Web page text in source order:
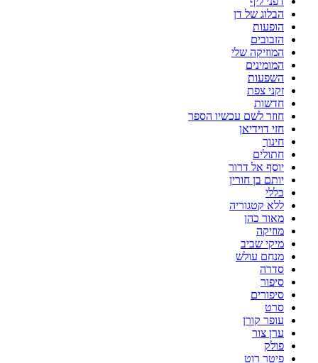
הבלוג של דן
הופעות
הזבובים
המוזיקה שלי
המומינים
השפעות
זקני צפת
חדשות
חוזר לשם עכשיו הספר
חזי דוידיאן
חינוך
חתולים
יוסף אל דרור
יותם בן חורין
כללי
ללא קטגוריה
מאור כהן
מוזיקה
מיקי שביב
מנחם עולש
סדרה
סיפור
סיפורים
סרט
עופר קורן
ערן צור
פולק
פיטר רוט